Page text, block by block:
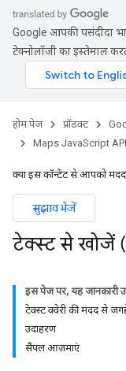
Google आपकी पसंदीदा
टेक्नोलॉजी का इस्तेमाल
होम पेज प्रॉडक्ट
Maps JavaScript API
क्या इस कॉन्टेंट से आपको मदद
सुझाव भेजें
टेक्स्ट से खोजें
इस पेज पर, यह जानकारी
टेक्स्ट क्वेरी की मदद से
उदाहरण
सैंपल आज़माएं